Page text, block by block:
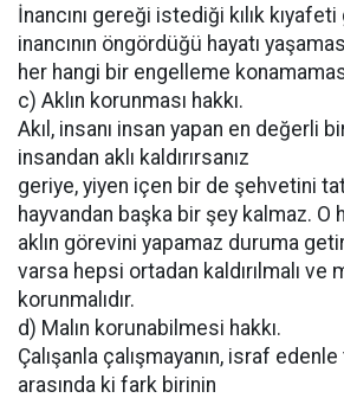
İnancını gereği istediği kılık
inancının öngördüğü hayatı
her hangi bir engelleme
c) Aklın korunması hakkı.
Akıl, insanı insan yapan en değerli
insandan aklı kaldırırsanız
geriye, yiyen içen bir de şehvetini
hayvandan başka bir şey kalmaz. O
aklın görevini yapamaz duruma
varsa hepsi ortadan kaldırılmalı ve
korunmalıdır.
d) Malın korunabilmesi hakkı.
Çalışanla çalışmayanın, israf
arasında ki fark birinin